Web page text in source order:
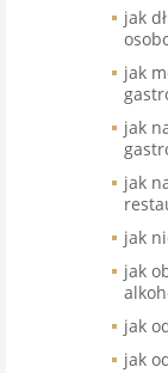
jak
jak
jak
jak
jak
jak
jak
jak